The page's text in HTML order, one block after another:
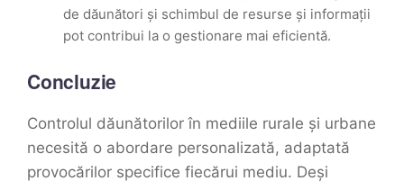
de dăunători și schimbul de resurse și informații
pot contribui la o gestionare mai eficientă.
Concluzie
Controlul dăunătorilor în mediile rurale și urbane
necesită o abordare personalizată, adaptată
provocărilor specifice fiecărui mediu. Deși